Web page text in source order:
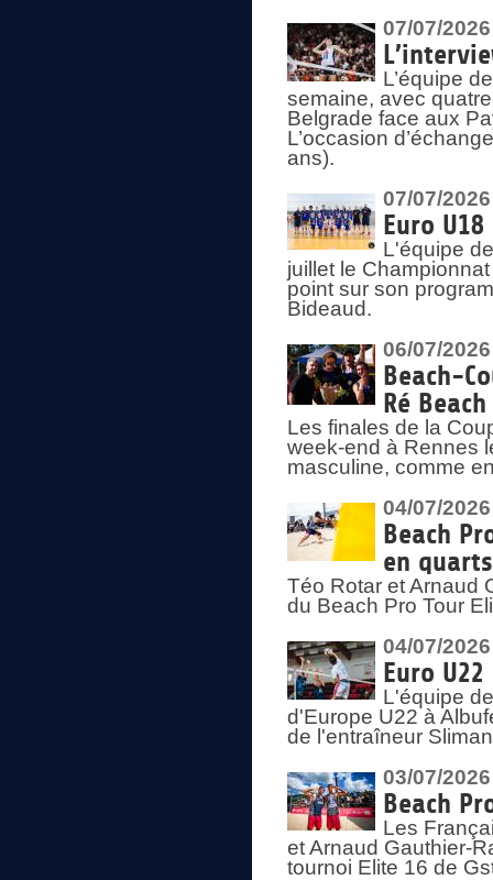
07/07/2026
L’équipe
semaine, avec
Belgrade face aux
L’occasion
ans).
07/07/2026
Euro
L'équipe
juillet le
point sur son
Bideaud.
06/07/2026
Beach-
Ré
Les finales de la
week-end à Rennes
masculine, comme
04/07/2026
Beach
en quarts
Téo Rotar et Arnaud
du Beach Pro Tour
04/07/2026
Euro
L'équipe
d'Europe U22 à
de l'entraîneur
03/07/2026
Beach
Les
et Arnaud Gauthier-
tournoi Elite 16 de